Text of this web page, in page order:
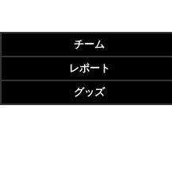
チーム
レポート
グッズ